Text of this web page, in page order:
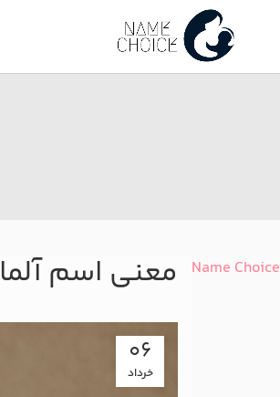
Name Choice معنی اسم آلما
06
خرداد